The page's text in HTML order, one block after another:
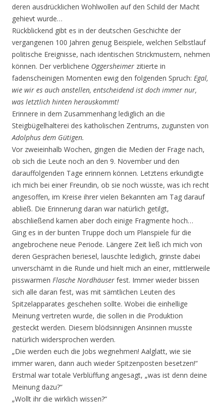
deren ausdrücklichen Wohlwollen auf den Schild der Macht
gehievt wurde…
Rückblickend gibt es in der deutschen Geschichte der
vergangenen 100 Jahren genug Beispiele, welchen Selbstlauf
politische Ereignisse, nach identischen Strickmustern, nehmen
können. Der verblichene Oggersheimer zitierte in
fadenscheinigen Momenten ewig den folgenden Spruch: Egal,
wie wir es auch anstellen, entscheidend ist doch immer nur,
was letztlich hinten herauskommt!
Erinnere in dem Zusammenhang lediglich an die
Steigbügelhalterei des katholischen Zentrums, zugunsten von
Adolphus dem Gütigen.
Vor zweieinhalb Wochen, gingen die Medien der Frage nach,
ob sich die Leute noch an den 9. November und den
darauffolgenden Tage erinnern können. Letztens erkundigte
ich mich bei einer Freundin, ob sie noch wüsste, was ich recht
angesoffen, im Kreise ihrer vielen Bekannten am Tag darauf
abließ. Die Erinnerung daran war natürlich getilgt,
abschließend kamen aber doch einige Fragmente hoch…
Ging es in der bunten Truppe doch um Planspiele für die
angebrochene neue Periode. Längere Zeit ließ ich mich von
deren Gesprächen beriesel, lauschte lediglich, grinste dabei
unverschämt in die Runde und hielt mich an einer, mittlerweile
pisswarmen Flasche Nordhäuser fest. Immer wieder bissen
sich alle daran fest, was mit sämtlichen Leuten des
Spitzelapparates geschehen sollte. Wobei die einhellige
Meinung vertreten wurde, die sollen in die Produktion
gesteckt werden. Diesem blödsinnigen Ansinnen musste
natürlich widersprochen werden.
„Die werden euch die Jobs wegnehmen! Aalglatt, wie sie
immer waren, dann auch wieder Spitzenposten besetzen!“
Erstmal war totale Verblüffung angesagt, „was ist denn deine
Meinung dazu?“
„Wollt ihr die wirklich wissen?“